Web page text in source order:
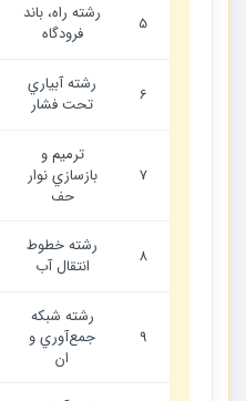
5
رشته راه، باند
فرودگاه
6
رشته آبياري
تحت فشار
7
ترميم و
بازسازي نوار
حف
8
رشته خطوط
انتقال آب
9
رشته شبكه
جمع‌آوري و
ان